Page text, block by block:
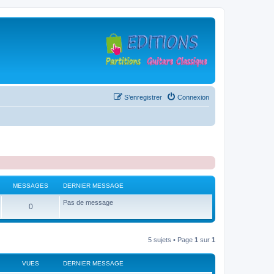
Connexion
S’enregistrer
MESSAGES DERNIER MESSAGE
0M
e
s
Pas de message
5 sujets • Page 1 sur 1
VUES DERNIER MESSAGE